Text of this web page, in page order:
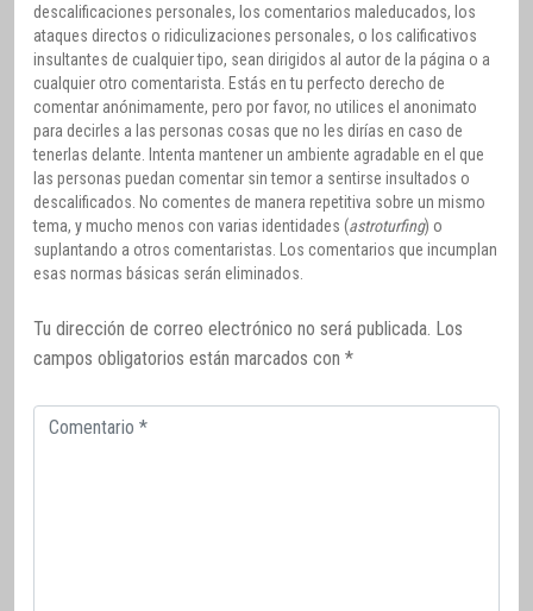
descalificaciones personales, los comentarios maleducados, los
ataques directos o ridiculizaciones personales, o los calificativos
insultantes de cualquier tipo, sean dirigidos al autor de la página o a
cualquier otro comentarista. Estás en tu perfecto derecho de
comentar anónimamente, pero por favor, no utilices el anonimato
para decirles a las personas cosas que no les dirías en caso de
tenerlas delante. Intenta mantener un ambiente agradable en el que
las personas puedan comentar sin temor a sentirse insultados o
descalificados. No comentes de manera repetitiva sobre un mismo
tema, y mucho menos con varias identidades (astroturfing) o
suplantando a otros comentaristas. Los comentarios que incumplan
esas normas básicas serán eliminados.
Tu dirección de correo electrónico no será publicada. Los
campos obligatorios están marcados con *
Comentario